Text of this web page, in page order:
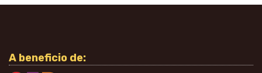
A beneficio de: